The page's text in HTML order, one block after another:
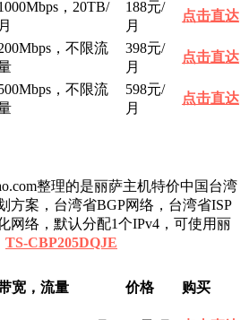
，20TB/
月
188元/
月
点击直达
，不限流
398元/
月
点击直达
，不限流
598元/
月
点击直达
整理的是丽萨主机特价中国台湾
方案，台湾省BGP网络，台湾省ISP
网络，默认分配1个IPv4，可使用丽
TS-CBP205DQJE
宽，流量 价格 购买